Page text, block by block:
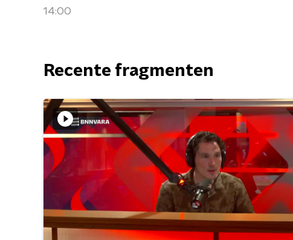
14:00
Recente fragmenten